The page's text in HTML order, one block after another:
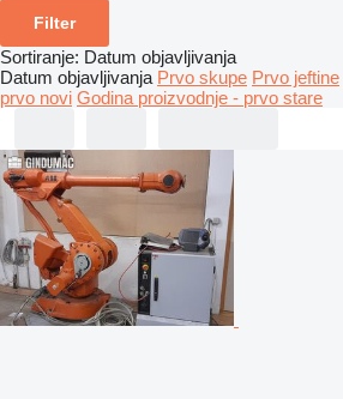
Filter
Sortiranje: Datum objavljivanja
Datum objavljivanja Prvo skupe Prvo jeftine
prvo novi Godina proizvodnje - prvo stare